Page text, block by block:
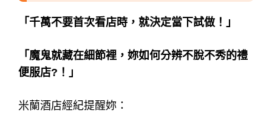
「千萬不要首次看店時，就決定當下試做！」
「魔鬼就藏在細節裡，妳如何分辨不脫不秀的禮
便服店?！」
米蘭酒店經紀提醒妳：